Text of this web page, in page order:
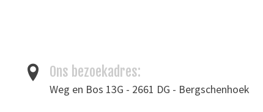
Ons bezoekadres:
Weg en Bos 13G - 2661 DG - Bergschenhoek